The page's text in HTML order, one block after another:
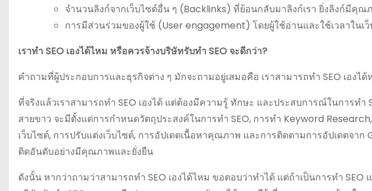
จำนวนลิงก์จากเว็บไซต์อื่น ๆ (Backlinks) ที่ย้อนกลับมาลิงก์เรา ยิ่งลิงก์มีคุ
การมีส่วนร่วมของผู้ใช้ (User engagement) โดยผู้ใช้อ่านและใช้เวลาใน
เราทำ SEO เองได้ไหม หรือควรจ้างบริษัทรับทำ SEO จะดีกว่า?
คำถามที่ผู้ประกอบการและธุรกิจต่าง ๆ มักจะถามอยู่เสมอคือ เราสามารถทำ SEO เองไ
ที่จริงแล้วเราสามารถทำ SEO เองได้ แต่ต้องมีความรู้ ทักษะ และประสบการณ์ในการทำ
สายขาว จะมีตั้งแต่การกำหนดวัตถุประสงค์ในการทำ SEO, การทำ Keyword
เว็บไซต์, การปรับแต่งเว็บไซต์, การอัปเดตเนื้อหาคุณภาพ และการติดตามการอัปเดตจาก
ติดอันดับอย่างมีคุณภาพและยั่งยืน
ดังนั้น หากว่าถามว่าสามารถทำ SEO เองได้ไหม ขอตอบว่าทำได้ แต่ถ้าเป็นการทำ